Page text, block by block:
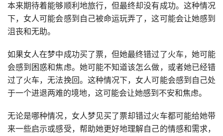
本来期待着能够顺利地旅行，但最终却没有成功。这种情况
下，女人可能会感到自己被命运玩弄了，这可能会让她感到
沮丧和无助。
如果女人在梦中成功买了票，但她最终错过了火车，她可能
会感到困惑和焦虑。她可能不知道该怎么做，或者她已经错
过了火车，无法挽回。这种情况下，女人可能会感到自己处
于一个进退两难的境地，这可能会让她感到不安和焦虑。
无论是哪种情况，女人梦见买了票却错过火车都可能给她带
来一些启示或感受，帮助她更好地理解自己的情感和需求，